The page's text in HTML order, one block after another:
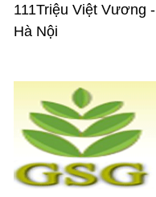
111Triệu Việt Vương -
Hà Nội